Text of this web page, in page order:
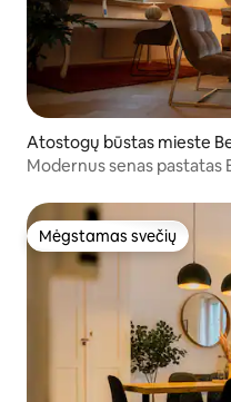
Atostogų būstas mieste
Modernus senas pastatas
Mėgstamas svečių
Mėgstamas svečių